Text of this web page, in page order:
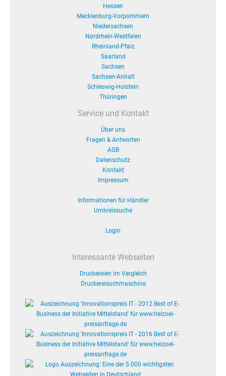
Hessen
Mecklenburg-Vorpommern
Niedersachsen
Nordrhein-Westfalen
Rheinland-Pfalz
Saarland
Sachsen
Sachsen-Anhalt
Schleswig-Holstein
Thüringen
Service und Kontakt
Über uns
Fragen & Antworten
AGB
Datenschutz
Kontakt
Impressum
Informationen für Händler
Umkreissuche
Login
Interessante Webseiten
Druckereien im Vergleich
Druckereisuchmaschine